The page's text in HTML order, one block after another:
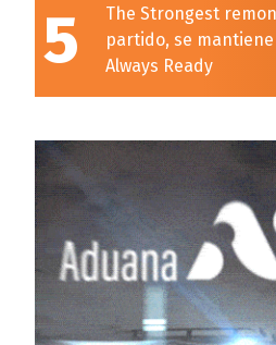
5
The Strongest
partido, se
Always Ready